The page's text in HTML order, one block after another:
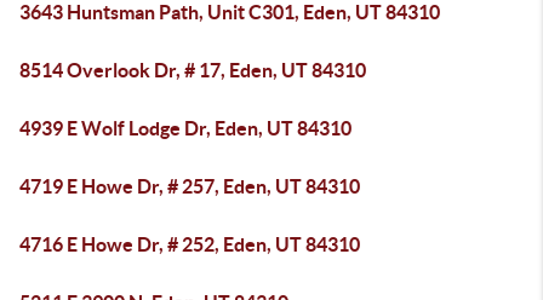
3643 Huntsman Path, Unit C301, Eden, UT 84310
8514 Overlook Dr, # 17, Eden, UT 84310
4939 E Wolf Lodge Dr, Eden, UT 84310
4719 E Howe Dr, # 257, Eden, UT 84310
4716 E Howe Dr, # 252, Eden, UT 84310